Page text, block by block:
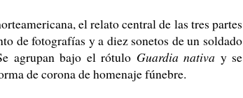
el relato central de las tres partes
de fotografías y a diez sonetos de un soldado
agrupan bajo el rótulo Guardia nativa y se
de corona de homenaje fúnebre.